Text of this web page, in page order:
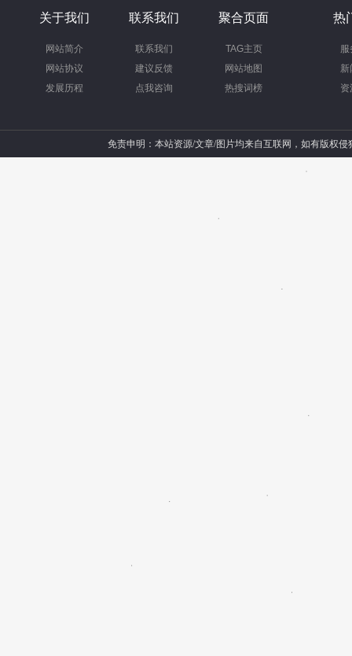
关于我们
网站简介
网站协议
发展历程
联系我们
联系我们
建议反馈
点我咨询
聚合页面
TAG主页
网站地图
热搜词榜
热
服
新
资
免责申明：本站资源/文章/图片均来自互联网，如有版权